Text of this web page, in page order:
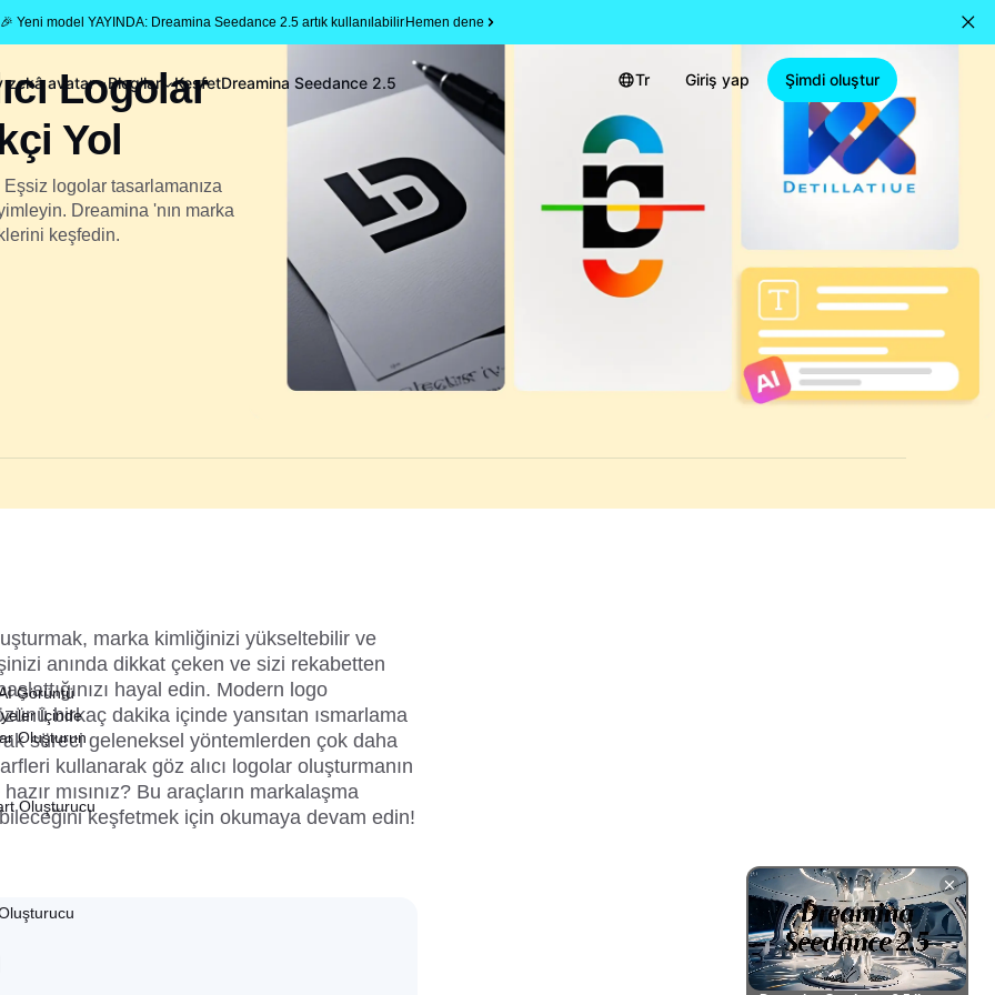
🎉 Yeni model YAYINDA: Dreamina Seedance 2.5 artık kullanılabilirHemen dene
zekâ avatar Blog'lar KeşfetDreamina Seedance 2.5 Tr Giriş yap Şimdi oluştur
Logolar
Yol
logolar tasarlamanıza
Dreamina 'nın marka
keşfedin.
marka kimliğinizi yükseltebilir ve
anında dikkat çeken ve sizi rekabetten
hayal edin. Modern logo
birkaç dakika içinde yansıtan ısmarlama
süreci geleneksel yöntemlerden çok daha
kullanarak göz alıcı logolar oluşturmanın
mısınız? Bu araçların markalaşma
keşfetmek için okumaya devam edin!
Görüntü
İçinde
Oluşturun
Oluşturucu